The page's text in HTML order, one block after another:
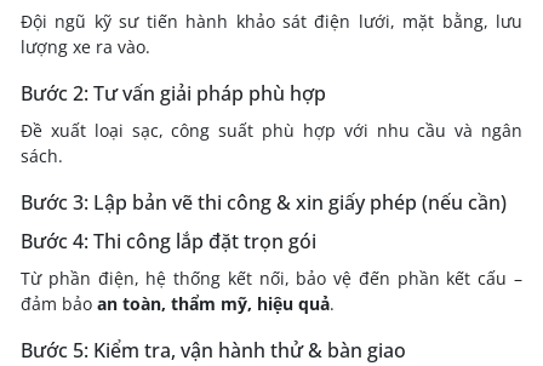
Đội ngũ kỹ sư tiến hành khảo sát điện lưới, mặt bằng, lưu
lượng xe ra vào.
Bước 2: Tư vấn giải pháp phù hợp
Đề xuất loại sạc, công suất phù hợp với nhu cầu và ngân
sách.
Bước 3: Lập bản vẽ thi công & xin giấy phép (nếu cần)
Bước 4: Thi công lắp đặt trọn gói
Từ phần điện, hệ thống kết nối, bảo vệ đến phần kết cấu –
đảm bảo an toàn, thẩm mỹ, hiệu quả.
Bước 5: Kiểm tra, vận hành thử & bàn giao